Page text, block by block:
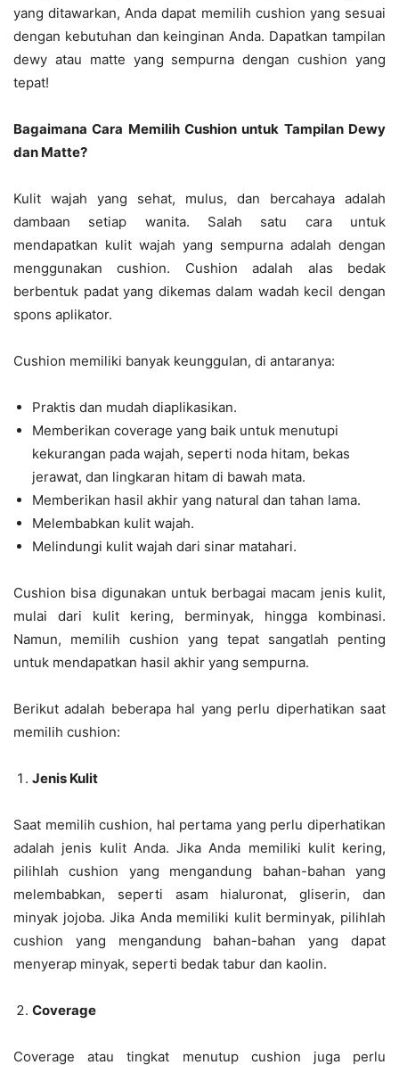
yang ditawarkan, Anda dapat memilih cushion yang sesuai
dengan kebutuhan dan keinginan Anda. Dapatkan tampilan
dewy atau matte yang sempurna dengan cushion yang
tepat!
Bagaimana Cara Memilih Cushion untuk Tampilan Dewy
dan Matte?
Kulit wajah yang sehat, mulus, dan bercahaya adalah
dambaan setiap wanita. Salah satu cara untuk
mendapatkan kulit wajah yang sempurna adalah dengan
menggunakan cushion. Cushion adalah alas bedak
berbentuk padat yang dikemas dalam wadah kecil dengan
spons aplikator.
Cushion memiliki banyak keunggulan, di antaranya:
Praktis dan mudah diaplikasikan.
Memberikan coverage yang baik untuk menutupi
kekurangan pada wajah, seperti noda hitam, bekas
jerawat, dan lingkaran hitam di bawah mata.
Memberikan hasil akhir yang natural dan tahan lama.
Melembabkan kulit wajah.
Melindungi kulit wajah dari sinar matahari.
Cushion bisa digunakan untuk berbagai macam jenis kulit,
mulai dari kulit kering, berminyak, hingga kombinasi.
Namun, memilih cushion yang tepat sangatlah penting
untuk mendapatkan hasil akhir yang sempurna.
Berikut adalah beberapa hal yang perlu diperhatikan saat
memilih cushion:
Jenis Kulit
Saat memilih cushion, hal pertama yang perlu diperhatikan
adalah jenis kulit Anda. Jika Anda memiliki kulit kering,
pilihlah cushion yang mengandung bahan-bahan yang
melembabkan, seperti asam hialuronat, gliserin, dan
minyak jojoba. Jika Anda memiliki kulit berminyak, pilihlah
cushion yang mengandung bahan-bahan yang dapat
menyerap minyak, seperti bedak tabur dan kaolin.
Coverage
Coverage atau tingkat menutup cushion juga perlu